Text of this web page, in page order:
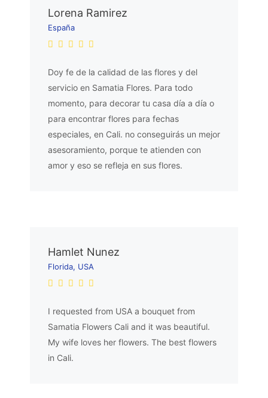
Lorena Ramirez
España
Doy fe de la calidad de las flores y del
servicio en Samatia Flores. Para todo
momento, para decorar tu casa día a día o
para encontrar flores para fechas
especiales, en Cali. no conseguirás un mejor
asesoramiento, porque te atienden con
amor y eso se refleja en sus flores.
Hamlet Nunez
Florida, USA
I requested from USA a bouquet from
Samatia Flowers Cali and it was beautiful.
My wife loves her flowers. The best flowers
in Cali.